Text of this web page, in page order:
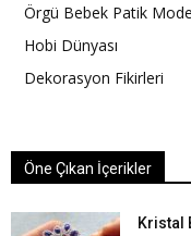
Örgü Bebek Patik
Hobi Dünyası
Dekorasyon Fikirleri
Öne Çıkan İçerikler
Kristal